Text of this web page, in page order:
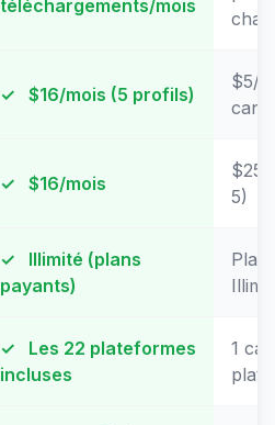
téléchargements/mois
✓ $16/mois (5 profils)
$5/
canal
✓ $16/mois
$25/
5)
✓
Illimité (plans
payants)
✓
Les 22 plateformes
incluses
1